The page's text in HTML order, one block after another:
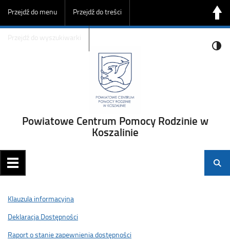
Przejdź do menu Przejdź do treści
Przejdź do wyszukiwarki
Powiatowe Centrum Pomocy Rodzinie w
Koszalinie
Klauzula informacyjna
Deklaracja Dostępności
Raport o stanie zapewnienia dostępności